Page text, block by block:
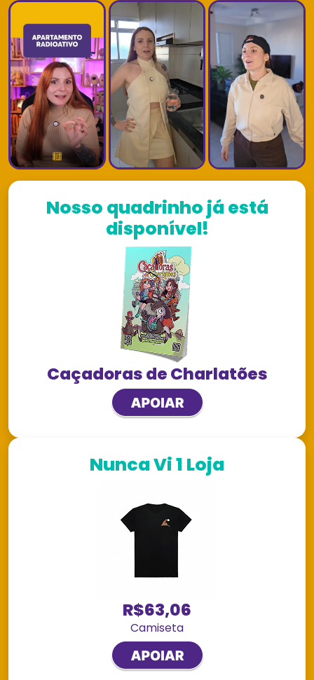
Nosso quadrinho já está
disponível!
Caçadoras de Charlatões
Nunca Vi 1 Loja
R$63,06
Camiseta